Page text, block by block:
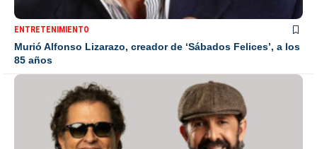
ENTRETENIMIENTO
Murió Alfonso Lizarazo, creador de ‘Sábados Felices’, a los
85 años